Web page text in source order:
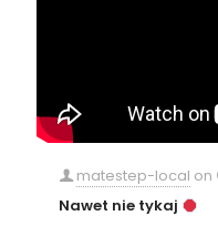
matestep-local on
Nawet nie tykaj